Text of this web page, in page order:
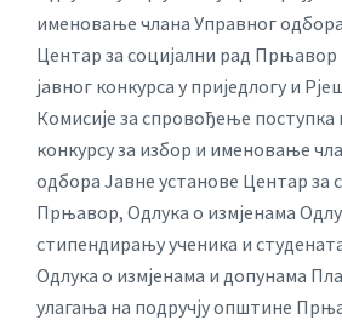
именовање члана Управног
Центар за социјални рад
јавног конкурса у приједлогу и
Комисије за спровођење поступка
конкурсу за избор и именовање
одбора Јавне установе Центар за
Прњавор, Одлука о измјенама
стипендирању ученика и
Одлука о измјенама и допунама
улагања на подручју општине